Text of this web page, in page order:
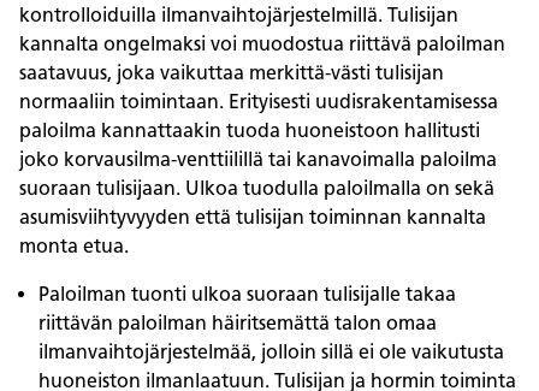
kontrolloiduilla ilmanvaihtojärjestelmillä. Tulisijan
kannalta ongelmaksi voi muodostua riittävä paloilman
saatavuus, joka vaikuttaa merkittä-västi tulisijan
normaaliin toimintaan. Erityisesti uudisrakentamisessa
paloilma kannattaakin tuoda huoneistoon hallitusti
joko korvausilma-venttiilillä tai kanavoimalla paloilma
suoraan tulisijaan. Ulkoa tuodulla paloilmalla on sekä
asumisviihtyvyyden että tulisijan toiminnan kannalta
monta etua.
Paloilman tuonti ulkoa suoraan tulisijalle takaa
riittävän paloilman häiritsemättä talon omaa
ilmanvaihtojärjestelmää, jolloin sillä ei ole vaikutusta
huoneiston ilmanlaatuun. Tulisijan ja hormin toiminta